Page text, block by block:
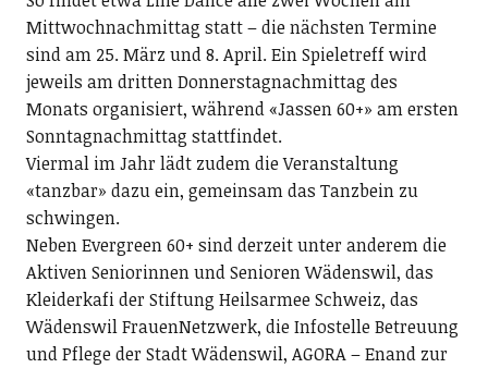
Mittwochnachmittag statt – die nächsten Termine
sind am 25. März und 8. April. Ein Spieletreff wird
jeweils am dritten Donnerstagnachmittag des
Monats organisiert, während «Jassen 60+» am ersten
Sonntagnachmittag stattfindet.
Viermal im Jahr lädt zudem die Veranstaltung
«tanzbar» dazu ein, gemeinsam das Tanzbein zu
schwingen.
Neben Evergreen 60+ sind derzeit unter anderem die
Aktiven Seniorinnen und Senioren Wädenswil, das
Kleiderkafi der Stiftung Heilsarmee Schweiz, das
Wädenswil FrauenNetzwerk, die Infostelle Betreuung
und Pflege der Stadt Wädenswil, AGORA – Enand zur